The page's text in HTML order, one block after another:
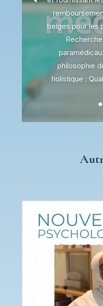
belges pour les
philosophie
holistique :